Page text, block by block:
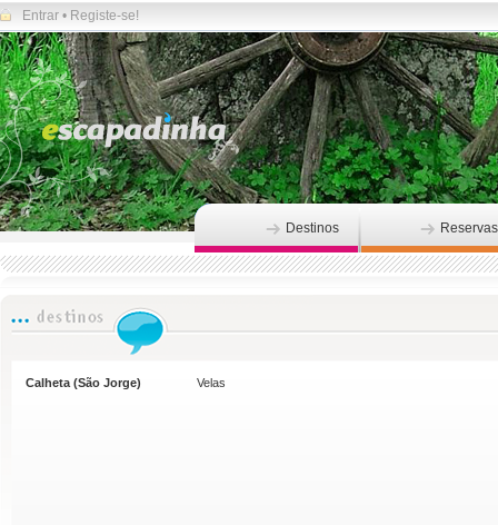
Entrar • Registe-se!
Destinos Reservas
Calheta (São Jorge) Velas